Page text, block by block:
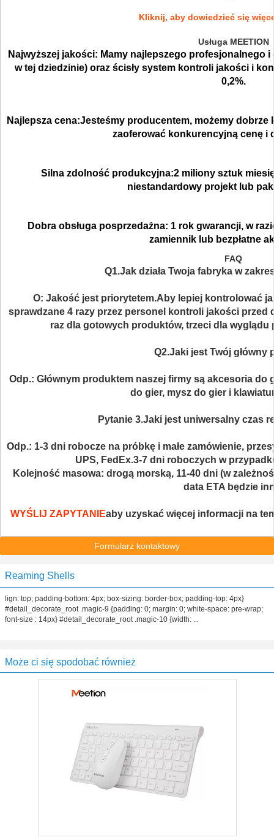
Kliknij, aby dowiedzieć się
Usługa MEETION
Najwyższej jakości: Mamy najlepszego profesjonalnego
w tej dziedzinie) oraz ścisły system kontroli jakości i
0,2%.
Najlepsza cena:Jesteśmy producentem, możemy
zaoferować konkurencyjną cenę i
Silna zdolność produkcyjna:2 miliony sztuk
niestandardowy projekt lub
Dobra obsługa posprzedażna: 1 rok gwarancji, w
zamiennik lub bezpłatne
FAQ
Q1.Jak działa Twoja fabryka w
O: Jakość jest priorytetem.Aby lepiej kontrolować
sprawdzane 4 razy przez personel kontroli jakości przed
raz dla gotowych produktów, trzeci dla
Q2.Jaki jest Twój główny
Odp.: Głównym produktem naszej firmy są akcesoria
do gier, mysz do gier i
Pytanie 3.Jaki jest uniwersalny czas
Odp.: 1-3 dni robocze na próbkę i małe zamówienie,
UPS, FedEx.3-7 dni roboczych w
Kolejność masowa: drogą morską, 11-40 dni (w
data ETA będzie
WYŚLIJ ZAPYTANIEaby uzyskać więcej informacji na
Formularz kontaktowy
Reaming Shells
lign: top; padding-bottom: 4px; box-sizing: border-box; padding-top: 4px}
#detail_decorate_root .magic-9 {padding: 0; margin: 0; white-space: pre-wrap;
font-size : 14px} #detail_decorate_root .magic-10 {width: ...
Może ci się spodobać również